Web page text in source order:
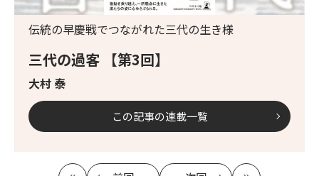
三代の過客 【第3回】
大村 泰
伝統の早慶戦でつながれた三代の生き様
この記事の連載一覧